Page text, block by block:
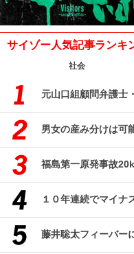
サイゾー人気記事ランキ
社会
元山口組顧問弁護士
男女の産み分けは可
藤井聡太フィーバー